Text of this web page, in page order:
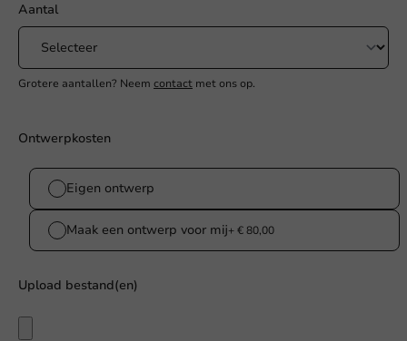
Aantal
Grotere aantallen? Neem contact met ons op.
Ontwerpkosten
Eigen ontwerp
Maak een ontwerp voor mij+ € 80,00
Upload bestand(en)